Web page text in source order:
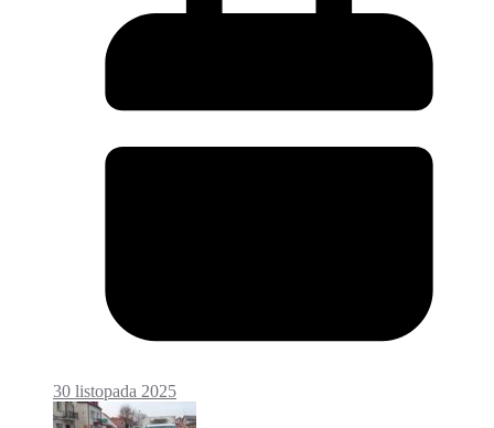
30 listopada 2025